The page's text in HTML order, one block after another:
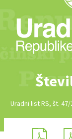
Uradni list RS, št.